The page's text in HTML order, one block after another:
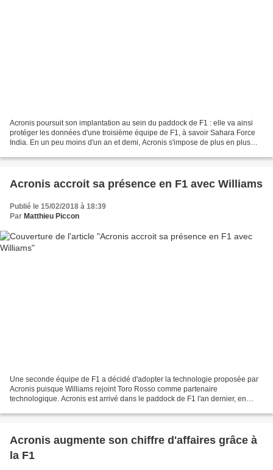
Acronis poursuit son implantation au sein du paddock de F1 : elle va ainsi
protéger les données d'une troisième équipe de F1, à savoir Sahara Force
India. En un peu moins d'un an et demi, Acronis s'impose de plus en plus
Acronis accroit sa présence en F1 avec Williams
Publié le 15/02/2018 à 18:39
Par Matthieu Piccon
Une seconde équipe de F1 a décidé d'adopter la technologie proposée par
Acronis puisque Williams rejoint Toro Rosso comme partenaire
technologique. Acronis est arrivé dans le paddock de F1 l'an dernier, en
Acronis augmente son chiffre d'affaires grâce à
la F1